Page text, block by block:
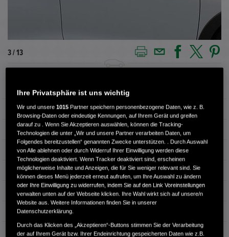
3 / 13
Außenfarbe Premium Sunlight White
Kilometerstand 1.700 km
Kraftstoffart Benzin
Getriebe Automatik
Türen 5
Leistung 79 kW / 107 PS
Hubraum
Erstzulassung 06.2025
Ihre Privatsphäre ist uns wichtig
Wir und unsere1015 Partner speichern personenbezogene Daten, wie z. B.
Browsing-Daten oder eindeutige Kennungen, auf Ihrem Gerät und greifen
darauf zu . Wenn Sie Akzeptieren auswählen, können die Tracking-
Technologien die unter „Wir und unsere Partner verarbeiten Daten, um
Folgendes bereitzustellen“ genannten Zwecke unterstützen. . Durch Auswahl
von Alle ablehnen oder durch Widerruf Ihrer Einwilligung werden diese
Technologien deaktiviert. Wenn Tracker deaktiviert sind, erscheinen
möglicherweise Inhalte und Anzeigen, die für Sie weniger relevant sind. Sie
können dieses Menü jederzeit erneut aufrufen, um Ihre Auswahl zu ändern
oder Ihre Einwilligung zu widerrufen, indem Sie auf den Link Voreinstellungen
verwalten unten auf der Webseite klicken. Ihre Wahl wirkt sich auf unsere/n
Website aus. Weitere Informationen finden Sie in unserer
Datenschutzerklärung.
Durch das Klicken des „Akzeptieren“-Buttons stimmen Sie der Verarbeitung
der auf Ihrem Gerät bzw. Ihrer Endeinrichtung gespeicherten Daten wie z.B.